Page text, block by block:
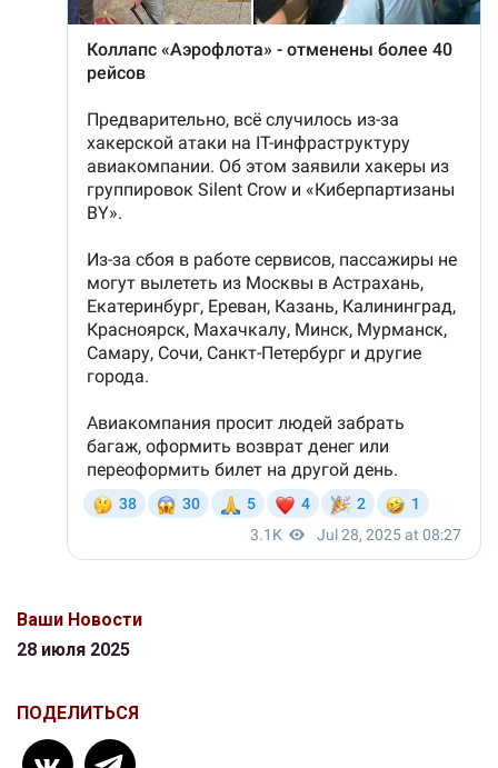
Ваши Новости
28 июля 2025
ПОДЕЛИТЬСЯ